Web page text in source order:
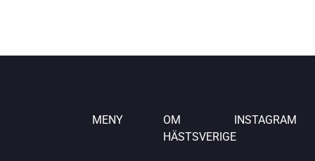
MENY
OM
HÄSTSVERIGE
INSTAGRAM